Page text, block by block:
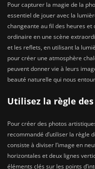
Pour capturer la magie de la
essentiel de jouer avec la
changeante au fil des heures
ordinaire en une scène
et les reflets, en utilisant la
pour créer une atmosphère
peuvent donner vie à leurs
beauté naturelle qui nous
Utilisez la règle
Pour créer des photos
recommandé d’utiliser la règle
consiste à diviser l’image en
horizontales et deux lignes
éléments clés sur les points